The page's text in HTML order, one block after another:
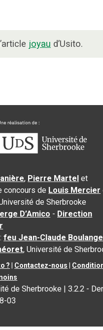
joyau d’Usito.
, Pierre Martel et
concours de Louis Mercier
de Sherbrooke
D’Amico - Direction
:feu Jean-Claude
, Université de
? Contactez-nous
de Sherbrooke |3.2.2 -
03